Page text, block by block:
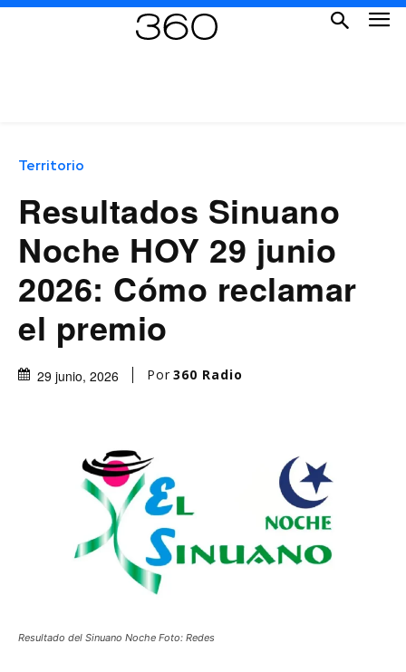
Territorio
Resultados Sinuano
Noche HOY 29 junio
2026: Cómo reclamar
el premio
29 junio, 2026 Por 360 Radio
Resultado del Sinuano Noche Foto: Redes